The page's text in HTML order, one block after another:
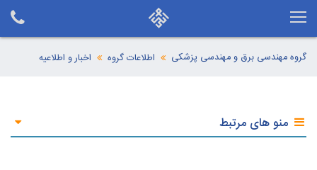
گروه مهندسی برق و مهندسی پزشکی اطلاعات گروه اخبار و اطلاعیه
منو های مرتبط